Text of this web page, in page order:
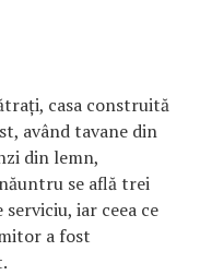
casa construită
având tavane din
din lemn,
se află trei
iar ceea ce
a fost